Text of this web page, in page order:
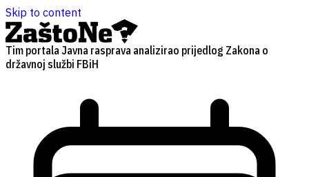
Skip to content
Tim portala Javna rasprava analizirao prijedlog Zakona o
državnoj službi FBiH